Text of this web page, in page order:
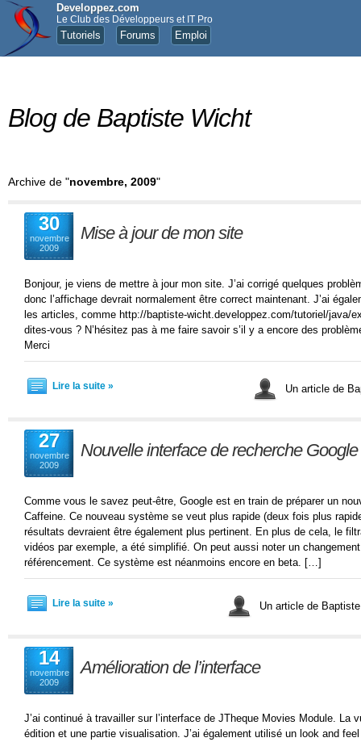
Developpez.com
Le Club des Développeurs et IT Pro
Tutoriels Forums Emploi
Blog de Baptiste Wicht
Archive de "novembre, 2009"
30
novembre
2009
Mise à jour de mon site
Bonjour, je viens de mettre à jour mon site. J’ai corrigé quelques
donc l’affichage devrait normalement être correct maintenant. J’ai
les articles, comme http://baptiste-wicht.developpez.com/tutoriel/java/
dites-vous ? N’hésitez pas à me faire savoir s’il y a encore des
Merci
Lire la suite » Un article de
27
novembre
2009
Nouvelle interface de recherche Google
Comme vous le savez peut-être, Google est en train de préparer un
Caffeine. Ce nouveau système se veut plus rapide (deux fois plus
résultats devraient être également plus pertinent. En plus de cela, le
vidéos par exemple, a été simplifié. On peut aussi noter un
référencement. Ce système est néanmoins encore en beta. […]
Lire la suite » Un article de
14
novembre
2009
Amélioration de l’interface
J’ai continué à travailler sur l’interface de JTheque Movies Module. La
édition et une partie visualisation. J’ai également utilisé un look and